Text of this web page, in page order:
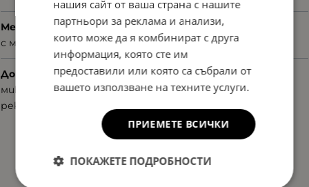
Механизъм на затваряне
с магнит
Допълнителни аксесоари
микрофибърна кърпа
рекламни материали
нашия сайт от ваша страна с нашите
партньори за реклама и анализи,
които може да я комбинират с друга
информация, която сте им
предоставили или която са събрали от
вашето използване на техните услуги.
ПРИЕМЕТЕ ВСИЧКИ
ПОКАЖЕТЕ ПОДРОБНОСТИ